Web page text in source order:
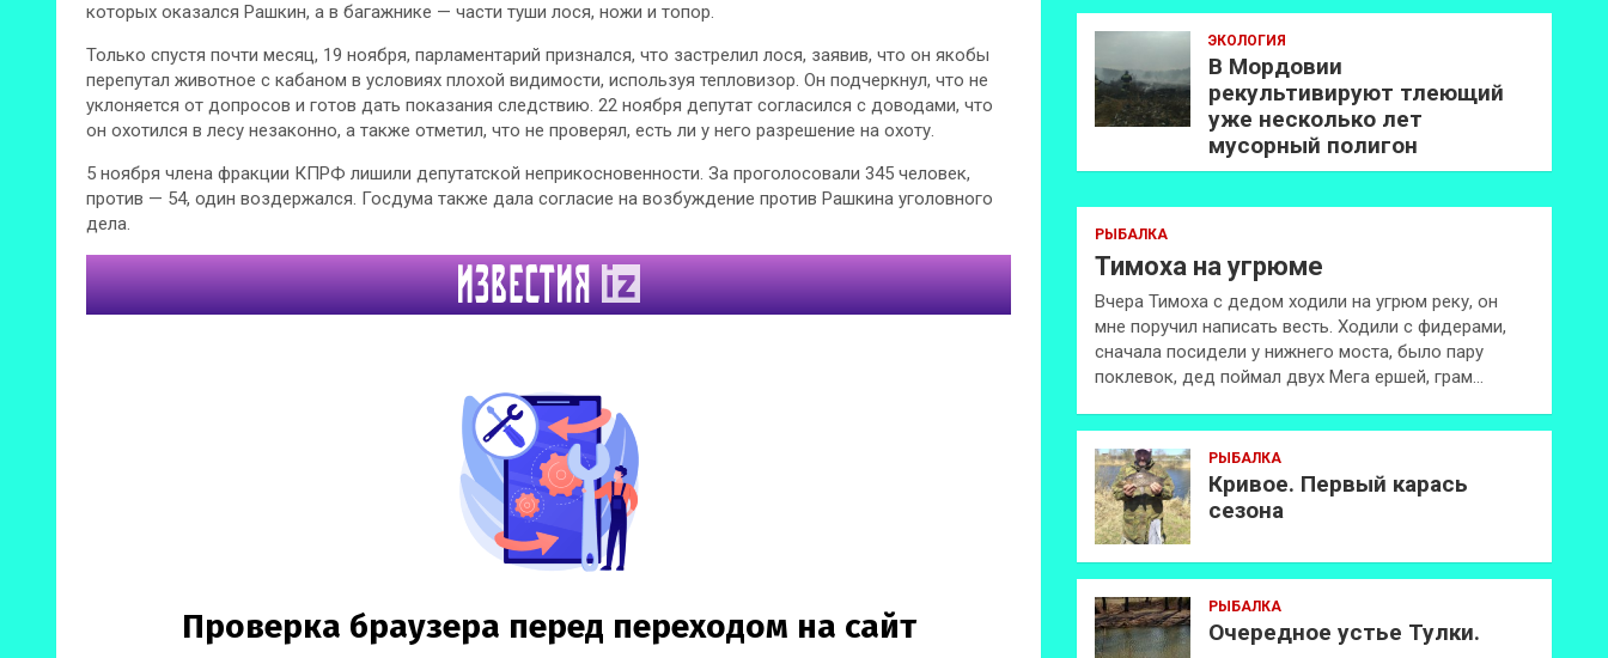
которых оказался Рашкин, а в багажнике — части туши лося, ножи и топор.
Только спустя почти месяц, 19 ноября, парламентарий признался, что застрелил лося, заявив, что он якобы
перепутал животное с кабаном в условиях плохой видимости, используя тепловизор. Он подчеркнул, что не
уклоняется от допросов и готов дать показания следствию. 22 ноября депутат согласился с доводами, что
он охотился в лесу незаконно, а также отметил, что не проверял, есть ли у него разрешение на охоту.
5 ноября члена фракции КПРФ лишили депутатской неприкосновенности. За проголосовали 345 человек,
против — 54, один воздержался. Госдума также дала согласие на возбуждение против Рашкина уголовного
дела.
ЭКОЛОГИЯ
В Мордовии
рекультивируют тлеющий
уже несколько лет
мусорный полигон
РЫБАЛКА
Тимоха на угрюме
Вчера Тимоха с дедом ходили на угрюм реку, он
мне поручил написать весть. Ходили с фидерами,
сначала посидели у нижнего моста, было пару
поклевок, дед поймал двух Мега ершей, грам…
РЫБАЛКА
Кривое. Первый карась
сезона
РЫБАЛКА
Очередное устье Тулки.